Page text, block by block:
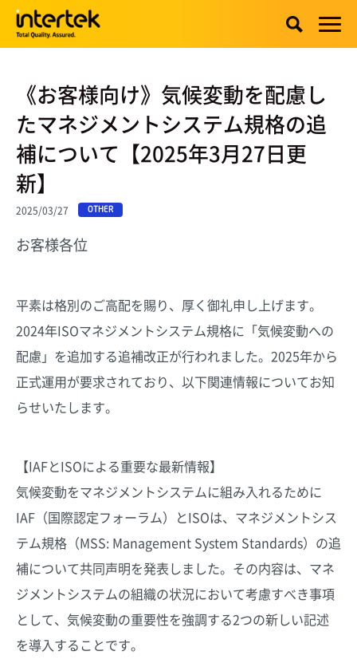
《お客様向け》気候変動を配慮し
たマネジメントシステム規格の追
補について【2025年3月27日更
新】
2025/03/27 OTHER
お客様各位
平素は格別のご高配を賜り、厚く御礼申し上げます。
2024年ISOマネジメントシステム規格に「気候変動への
配慮」を追加する追補改正が行われました。2025年から
正式運用が要求されており、以下関連情報についてお知
らせいたします。
【IAFとISOによる重要な最新情報】
気候変動をマネジメントシステムに組み入れるために
IAF（国際認定フォーラム）とISOは、マネジメントシス
テム規格（MSS: Management System Standards）の追
補について共同声明を発表しました。その内容は、マネ
ジメントシステムの組織の状況において考慮すべき事項
として、気候変動の重要性を強調する2つの新しい記述
を導入することです。